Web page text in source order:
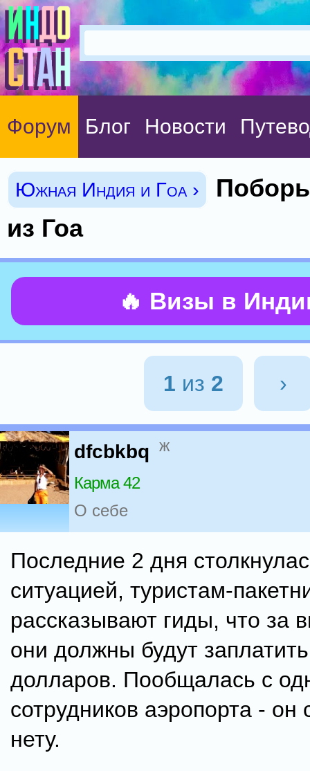
Форум Блог Новости
Южная Индия и Гоа ›
из Гоа
🔥 Визы в
1 из 2 ›
dfcbkbq ж
Карма 42
О себе
Последние 2 дня
ситуацией, туристам-
рассказывают гиды, что за
они должны будут
долларов. Пообщалась с
сотрудников аэропорта - он
нету.